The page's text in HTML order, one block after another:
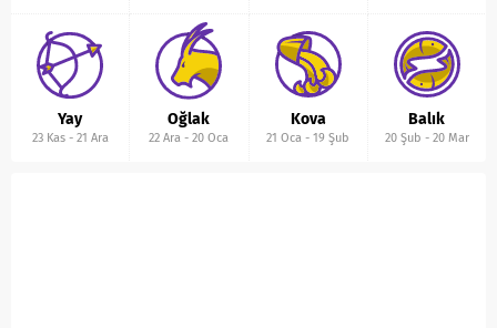
Yay
23 Kas- 21 Ara
Oğlak
22 Ara -20 Oca
Kova
21 Oca -19 Şub
Balık
20 Şub - 20 Mar